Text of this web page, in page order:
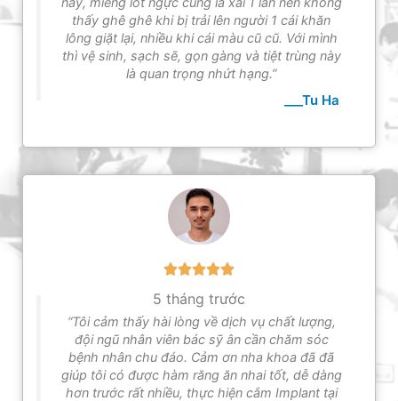
thấy ghê ghê khi bị trải lên người 1 cái khăn
lông giặt lại, nhiều khi cái màu cũ cũ. Với mình
thì vệ sinh, sạch sẽ, gọn gàng và tiệt trùng này
là quan trọng nhứt hạng.”
___Tu Ha
5 tháng trước
“Tôi cảm thấy hài lòng về dịch vụ chất lượng,
đội ngũ nhân viên bác sỹ ân cần chăm sóc
bệnh nhân chu đáo. Cảm ơn nha khoa đã đã
giúp tôi có được hàm răng ăn nhai tốt, dễ dàng
hơn trước rất nhiều, thực hiện cắm Implant tại